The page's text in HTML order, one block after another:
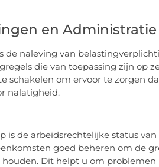
en Administratie
de naleving van
die van toepassing zijn op
schakelen om ervoor te zorgen
nalatigheid.
is de arbeidsrechtelijke status
goed beheren om de
Dit helpt u om problemen